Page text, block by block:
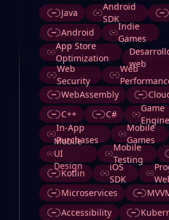
Java
Android
SDK
Android
Indie
Games
App Store
Optimization
web
Web
Security
Web
WebAssembly
C++
C#
Game
In-App
Purchases
Mobile
Games
Mobile
UI
Design
Mobile
Testing
Kotlin
iOS
SDK
Microservices
Accessibility